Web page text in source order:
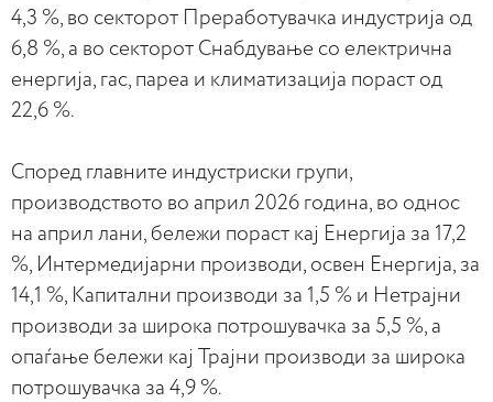
4,3 %, во секторот Преработувачка индустрија од
6,8 %, а во секторот Снабдување со електрична
енергија, гас, пареа и климатизација пораст од
22,6 %.
Според главните индустриски групи,
производството во април 2026 година, во однос
на април лани, бележи пораст кај Енергија за 17,2
%, Интермедијарни производи, освен Енергија, за
14,1 %, Капитални производи за 1,5 % и Нетрајни
производи за широка потрошувачка за 5,5 %, а
опаѓање бележи кај Трајни производи за широка
потрошувачка за 4,9 %.